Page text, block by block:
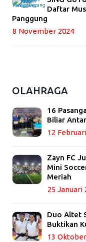
Daftar
Panggung
8 November 2024
OLAHRAGA
16
Biliar
12
Zayn FC
Mini
Meriah
25 Januari
Duo Altet
Buktikan
13